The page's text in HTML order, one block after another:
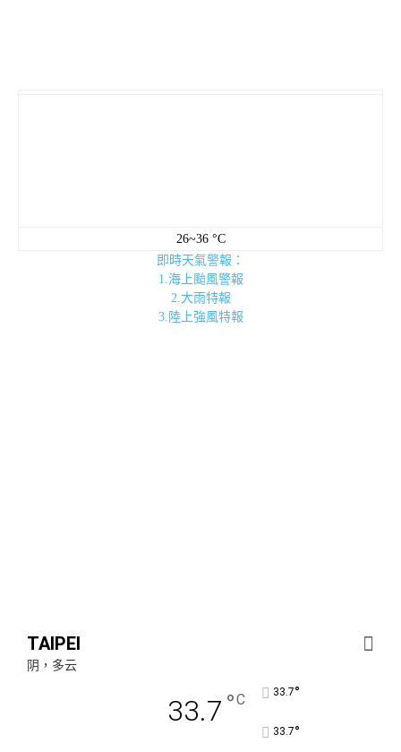
26~36 °C
即時天氣警報：
1.海上颱風警報
2.大雨特報
3.陸上強風特報
TAIPEI
阴，多云
33.7 °C 33.7°
33.7°